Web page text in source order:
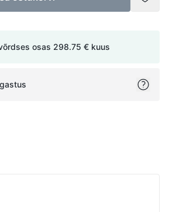
osas 298.75 € kuus
Pinterest